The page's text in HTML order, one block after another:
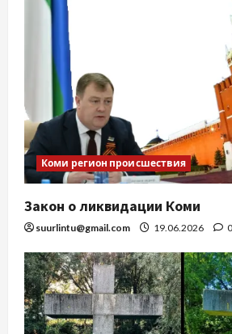
Коми регион происшествия
Закон о ликвидации Коми
suurlintu@gmail.com 19.06.2026 0